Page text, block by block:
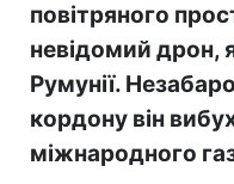
повітряного
невідомий дрон,
Румунії.
кордону він
міжнародного